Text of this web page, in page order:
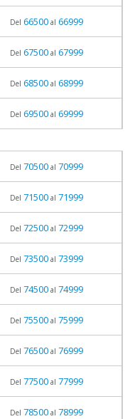
Del 66500al 66999
Del 67500al 67999
Del 68500al 68999
Del 69500al 69999
Del 70500al 70999
Del 71500al 71999
Del 72500al 72999
Del 73500al 73999
Del 74500al 74999
Del 75500al 75999
Del 76500al 76999
Del 77500al 77999
Del 78500al 78999